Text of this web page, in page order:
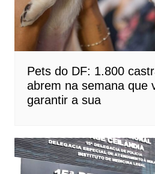
Pets do DF: 1.800
abrem na semana que
garantir a sua